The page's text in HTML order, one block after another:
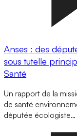
Anses : des
sous tutelle
Santé
Un rapport de la
de santé
députée écologiste…